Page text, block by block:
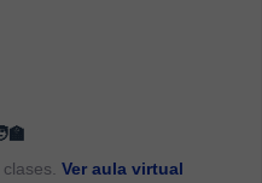
Ver aula virtual